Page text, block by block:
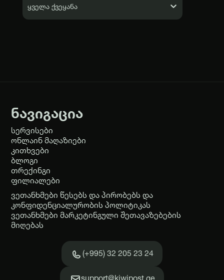
ყველა ქვეყანა
ნავიგაცია
სერვისები
ონლაინ მაღაზიები
კითხვები
ბლოგი
თრექინგი
ფილიალები
ვეთანხმები წესებს და პირობებს და
კონფიდენციალურობის პოლიტიკას
ვეთანხმები მარკეტინგული შეთავაზებების
მიღებას
(+995) 32 205 23 24